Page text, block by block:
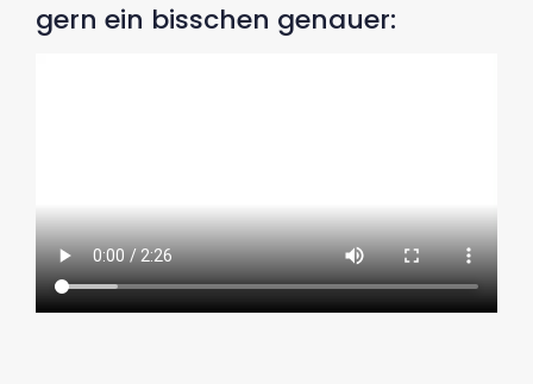
gern ein bisschen genauer: